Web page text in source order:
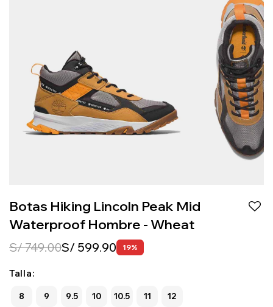
Botas Hiking Lincoln Peak Mid
Waterproof Hombre - Wheat
S/ 599.90
S/749.00 19
Talla:
8 9 9.5 10 10.5 11 12